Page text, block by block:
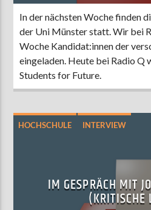
In der nächsten Woche finden
der Uni Münster statt. Wir bei
Woche Kandidat:innen der
eingeladen. Heute bei Radio Q
Students for Future.
HOCHSCHULE INTERVIEW
IM GESPRÄCH MIT